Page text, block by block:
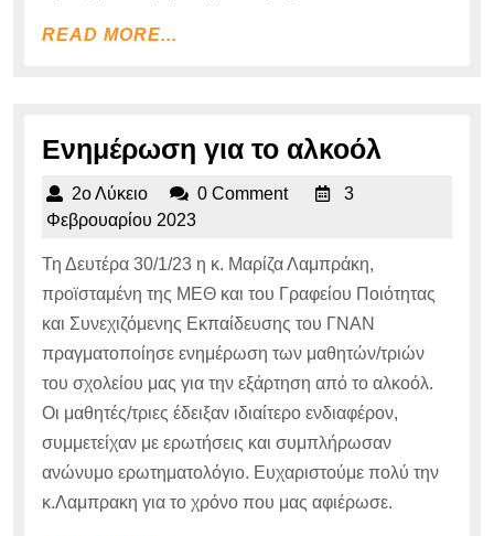
READ MORE...
Ενημέρωση για το αλκοόλ
2ο Λύκειο2ο
Λύκειο
0 Comment
3
Φεβρουαρίου 20233
2023
Τη Δευτέρα 30/1/23 η κ. Μαρίζα Λαμπράκη,
προϊσταμένη της ΜΕΘ και του Γραφείου Ποιότητας
και Συνεχιζόμενης Εκπαίδευσης του ΓΝΑΝ
πραγματοποίησε ενημέρωση των μαθητών/τριών
του σχολείου μας για την εξάρτηση από το αλκοόλ.
Οι μαθητές/τριες έδειξαν ιδιαίτερο ενδιαφέρον,
συμμετείχαν με ερωτήσεις και συμπλήρωσαν
ανώνυμο ερωτηματολόγιο. Ευχαριστούμε πολύ την
κ.Λαμπρακη για το χρόνο που μας αφιέρωσε.